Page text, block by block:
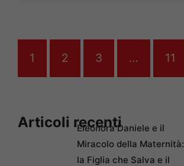
1 2 3 … 11
Articoli recentiEleonora Daniele e il
Miracolo della Maternità:
la Figlia che Salva e il